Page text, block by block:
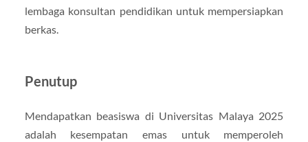
lembaga konsultan pendidikan untuk mempersiapkan
berkas.
Penutup
Mendapatkan beasiswa di Universitas Malaya 2025
adalah kesempatan emas untuk memperoleh